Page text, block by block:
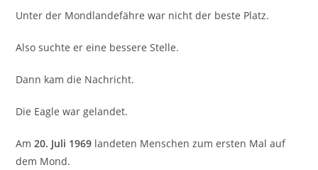
Unter der Mondlandefähre war nicht der beste Platz.
Also suchte er eine bessere Stelle.
Dann kam die Nachricht.
Die Eagle war gelandet.
Am20. Juli 1969 landeten Menschen zum ersten Mal auf
dem Mond.